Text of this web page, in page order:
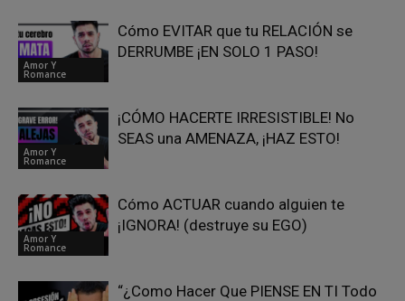
Amor Y
Romance
Cómo EVITAR que tu RELACIÓN se
DERRUMBE ¡EN SOLO 1 PASO!
Amor Y
Romance
¡CÓMO HACERTE IRRESISTIBLE! No
SEAS una AMENAZA, ¡HAZ ESTO!
Amor Y
Romance
Cómo ACTUAR cuando alguien te
¡IGNORA! (destruye su EGO)
“¿Como Hacer Que PIENSE EN TI Todo